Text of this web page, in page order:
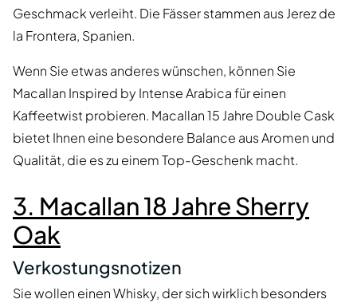
Geschmack verleiht. Die Fässer stammen aus Jerez de
la Frontera, Spanien.
Wenn Sie etwas anderes wünschen, können Sie
Macallan Inspired by Intense Arabica für einen
Kaffeetwist probieren. Macallan 15 Jahre Double Cask
bietet Ihnen eine besondere Balance aus Aromen und
Qualität, die es zu einem Top-Geschenk macht.
3. Macallan 18 Jahre Sherry
Oak
Verkostungsnotizen
Sie wollen einen Whisky, der sich wirklich besonders